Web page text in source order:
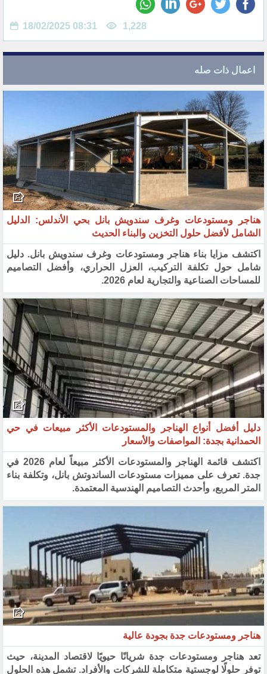
18/02/2025 08:31 1,228
اعمال ذات صله
هناجر ومستودعات وغرف سندويش بانل بحي الأندلس: الدليل
الشامل لأفضل حلول التخزين والبناء الحديث
اكتشف مزايا بناء هناجر ومستودعات وغرف سندويش بانل. دليل
شامل حول تكلفة التركيب، العزل الحراري، وأفضل التصاميم
للمساحات الصناعية والتجارية لعام 2026.
دليل أفضل أنواع الهناجر والمستودعات الأكثر مبيعات في حي
الحمدانية بجدة: المواصفات والأسعار
اكتشف قائمة الهناجر والمستودعات الأكثر مبيعاً لعام 2026 في
جدة. تعرف على مميزات مستودعات الساندوتش بانل، وتكلفة بناء
المتر المربع، وأحدث التصاميم الهندسية المعتمدة.
هناجر ومستودعات جدة بجودة عالية
تعد هناجر ومستودعات جدة شريانًا حيويًا لاقتصاد المدينة، حيث
توفر حلولًا لوجستية متكاملة للشركات والأفراد. تشمل هذه الحلول